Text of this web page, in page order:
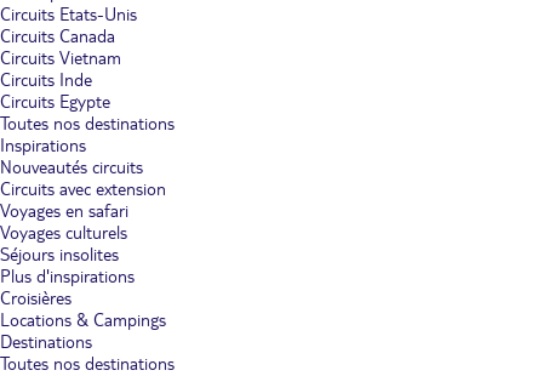
Circuits Etats-Unis
Circuits Canada
Circuits Vietnam
Circuits Inde
Circuits Egypte
Toutes nos destinations
Inspirations
Nouveautés circuits
Circuits avec extension
Voyages en safari
Voyages culturels
Séjours insolites
Plus d'inspirations
Croisières
Locations & Campings
Destinations
Toutes nos destinations